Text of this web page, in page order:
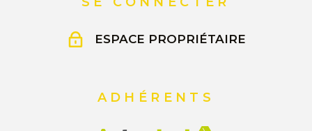
ESPACE PROPRIÉTAIRE
ADHÉRENTS